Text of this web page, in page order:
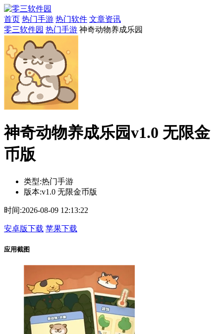
首页 热门手游 热门软件 文章资讯
零三软件园 热门手游 神奇动物养成乐园
神奇动物养成乐园v1.0 无限金
币版
类型:热门手游
版本:v1.0 无限金币版
时间:2026-08-09 12:13:22
安卓版下载 苹果下载
应用截图